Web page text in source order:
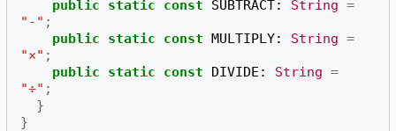
public
static const SUBTRACT: String =
"-" ;
public
static const MULTIPLY: String =
"×" ;
public
static const DIVIDE : String =
"÷" ;
}
}